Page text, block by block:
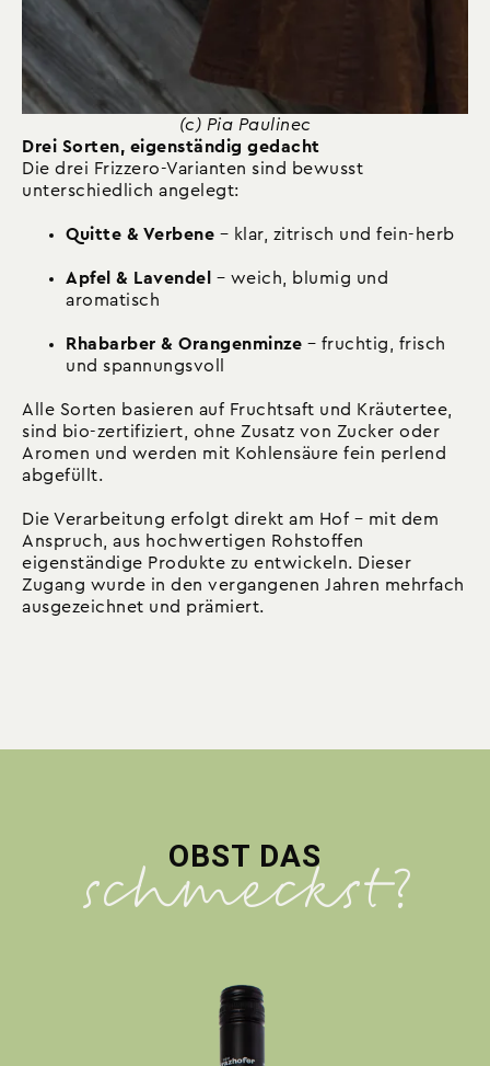
(c) Pia Paulinec
Drei Sorten, eigenständig gedacht
Die drei Frizzero-Varianten sind bewusst
unterschiedlich angelegt:
Quitte & Verbene – klar, zitrisch und fein-herb
Apfel & Lavendel
– weich, blumig und
aromatisch
Rhabarber & Orangenminze – fruchtig, frisch
und spannungsvoll
Alle Sorten basieren auf Fruchtsaft und Kräutertee,
sind bio-zertifiziert, ohne Zusatz von Zucker oder
Aromen und werden mit Kohlensäure fein perlend
abgefüllt.
Die Verarbeitung erfolgt direkt am Hof – mit dem
Anspruch, aus hochwertigen Rohstoffen
eigenständige Produkte zu entwickeln. Dieser
Zugang wurde in den vergangenen Jahren mehrfach
ausgezeichnet und prämiert.
OBST DAS
schmeckst?